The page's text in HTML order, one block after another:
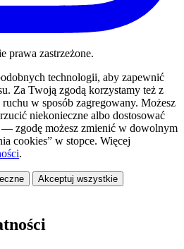
prawa zastrzeżone.
technologii, aby zapewnić
Za Twoją zgodą korzystamy też z
w sposób zagregowany. Możesz
niekonieczne albo dostosować
zgodę możesz zmienić w dowolnym
cookies” w stopce. Więcej
.
Akceptuj wszystkie